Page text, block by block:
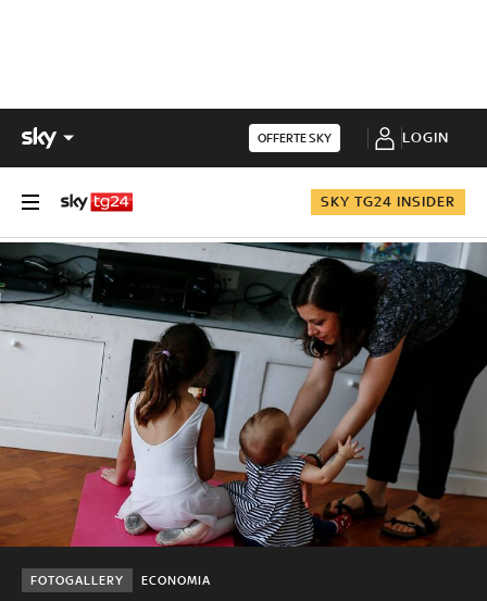
OFFERTE SKY LOGIN
SKY TG24 INSIDER
ECONOMIA
FOTOGALLERY